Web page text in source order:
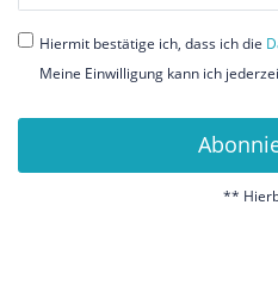
Hiermit bestätige ich, dass ich die
Meine Einwilligung kann ich
**